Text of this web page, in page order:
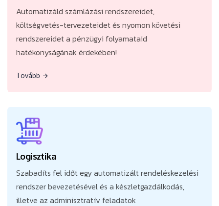
Automatizáld számlázási rendszereidet,
költségvetés-tervezeteidet és nyomon követési
rendszereidet a pénzügyi folyamataid
hatékonyságának érdekében!
Tovább
Logisztika
Szabadíts fel időt egy automatizált rendeléskezelési
rendszer bevezetésével és a készletgazdálkodás,
illetve az adminisztratív feladatok
Szabadíts fel időt egy automatizált rendeléskezelési
rendszer bevezetésével és a készletgazdálkodás,